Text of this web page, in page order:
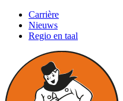
Carrière
Nieuws
Regio en taal